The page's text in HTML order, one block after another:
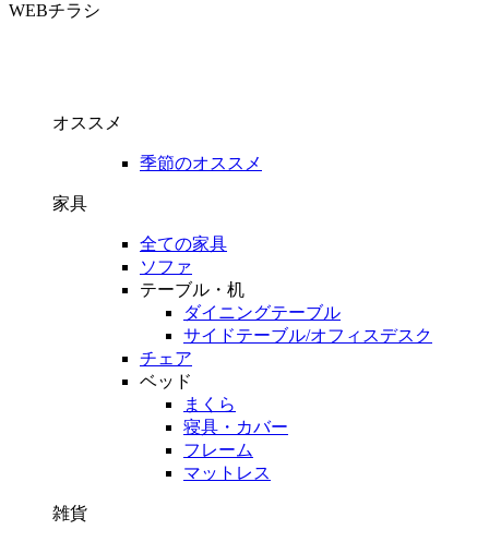
WEBチラシ
オススメ
季節のオススメ
家具
全ての家具
ソファ
テーブル・机
ダイニングテーブル
サイドテーブル/オフィスデスク
チェア
ベッド
まくら
寝具・カバー
フレーム
マットレス
雑貨